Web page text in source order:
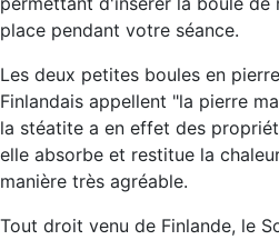
place pendant votre séance.
Les deux petites boules en
Finlandais appellent "la pierre
la stéatite a en effet des
elle absorbe et restitue la
manière très agréable.
Tout droit venu de Finlande, le